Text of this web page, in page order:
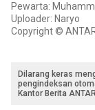
Pewarta:
Uploader: Naryo
Copyright ©
Dilarang keras
pengindeksan
Kantor Berita